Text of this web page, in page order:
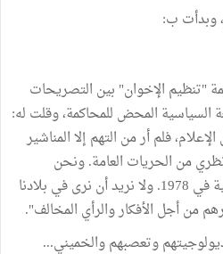
وبدأت ب:
الإخوان" بين التصريحات
السياسية المحض للمحاكمة، وقلت له:
فلم أر من التهم إلا المناشير
من الحريات العامة. ونحن
كنقابيين حوكمنا محاكمة سياسية في 1978. ولا نريد أن نرى في بلادنا
من أجل الأفكار والرأي المخالف".
وتعصبهم والخميني...